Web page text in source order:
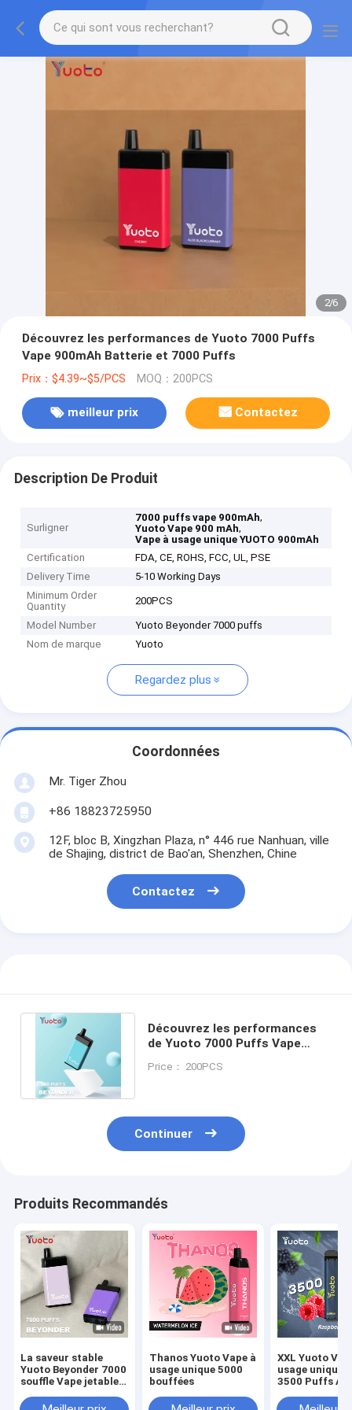
2/6
Découvrez les performances de Yuoto 7000 Puffs
Vape 900mAh Batterie et 7000 Puffs
Prix：$4.39~$5/PCS MOQ：200PCS
meilleur prix Contactez
Description De Produit
Surligner
7000 puffs vape 900mAh,
Yuoto Vape 900 mAh,
Vape à usage unique YUOTO 900mAh
Certification
FDA, CE, ROHS, FCC, UL, PSE
Delivery Time
5-10 Working Days
Minimum Order
Quantity
200PCS
Model Number
Yuoto Beyonder 7000 puffs
Nom de marque
Yuoto
Regardez plus
Coordonnées
Mr. Tiger Zhou
+86 18823725950
12F, bloc B, Xingzhan Plaza, n° 446 rue Nanhuan, ville
de Shajing, district de Bao'an, Shenzhen, Chine
Contactez
Découvrez les performances
de Yuoto 7000 Puffs Vape
Price： 200PCS
Continuer
Produits Recommandés
La saveur stable
Yuoto Beyonder 7000
souffle Vape jetable
Thanos Yuoto Vape à
usage unique 5000
bouffées
XXL Yuoto
usage unique
3500 Puffs